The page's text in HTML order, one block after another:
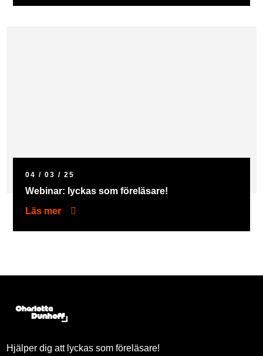
04 / 03 / 25
Webinar: lyckas som föreläsare!
Läs mer
Hjälper dig att lyckas som föreläsare!